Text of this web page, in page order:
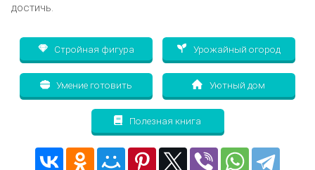
достичь.
Стройная фигура Урожайный огород
Умение готовить Уютный дом
Полезная книга